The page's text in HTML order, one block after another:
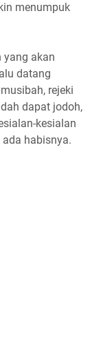
menumpuk
yang akan
datang
rejeki
dapat jodoh,
kesialan
habisnya.